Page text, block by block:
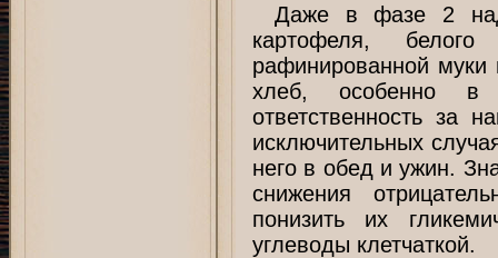
Даже в фазе 2
картофеля,
рафинированной
хлеб, особенно в
ответственность за
исключительных
него в обед и ужин.
снижения
понизить их
углеводы клетчаткой.